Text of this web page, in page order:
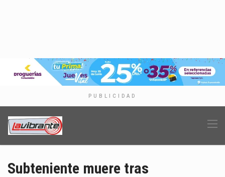
PUBLICIDAD
Subteniente muere tras